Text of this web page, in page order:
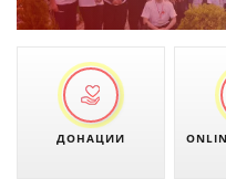
ДОНАЦИИ